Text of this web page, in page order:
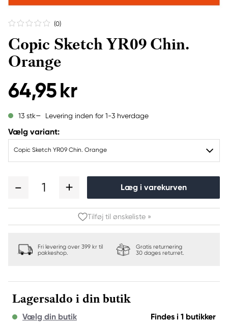
(0)
Copic Sketch YR09 Chin.
Orange
64,95 kr
13 stk Levering inden for 1-3 hverdage
Vælg variant:
Copic Sketch YR09 Chin. Orange
1 Læg i varekurven
Tilføj til ønskeliste »
Fri levering over 399 kr til
pakkeshop.
Gratis returnering
30 dages returret.
Lagersaldo i din butik
Vælg din butik Findes i 1 butikker